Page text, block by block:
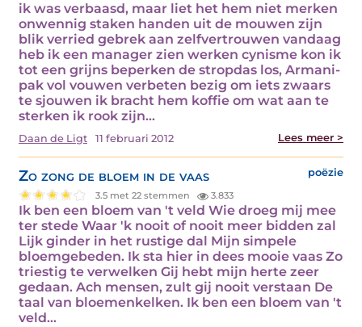
ik was verbaasd, maar liet het hem niet merken
onwennig staken handen uit de mouwen zijn
blik verried gebrek aan zelfvertrouwen vandaag
heb ik een manager zien werken cynisme kon ik
tot een grijns beperken de stropdas los, Armani-
pak vol vouwen verbeten bezig om iets zwaars
te sjouwen ik bracht hem koffie om wat aan te
sterken ik rook zijn…
Daan de Ligt 11 februari 2012 Lees meer >
Zo zong de bloem in de vaas poëzie
3.5 met 22 stemmen 3.833
Ik ben een bloem van 't veld Wie droeg mij mee
ter stede Waar 'k nooit of nooit meer bidden zal
Lijk ginder in het rustige dal Mijn simpele
bloemgebeden. Ik sta hier in dees mooie vaas Zo
triestig te verwelken Gij hebt mijn herte zeer
gedaan. Ach mensen, zult gij nooit verstaan De
taal van bloemenkelken. Ik ben een bloem van 't
veld…